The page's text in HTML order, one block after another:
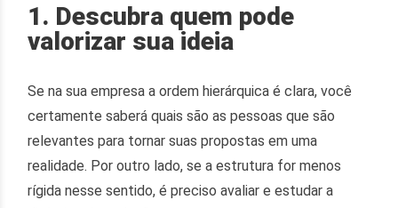
1. Descubra quem pode
valorizar sua ideia
Se na sua empresa a ordem hierárquica é clara, você
certamente saberá quais são as pessoas que são
relevantes para tornar suas propostas em uma
realidade. Por outro lado, se a estrutura for menos
rígida nesse sentido, é preciso avaliar e estudar a